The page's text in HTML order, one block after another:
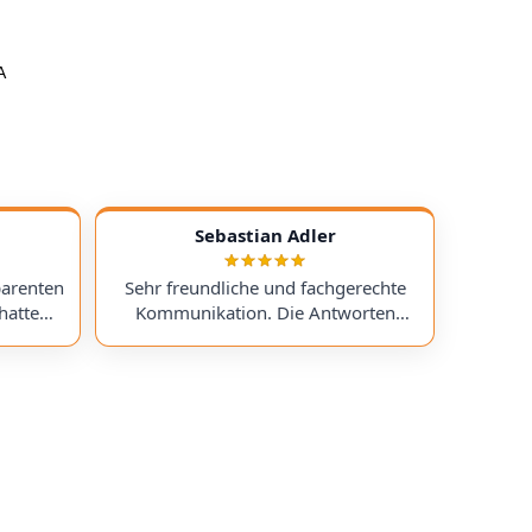
ein
I
Sebastian Adler
Sehr freundliche und fachgerechte
Kommunikation. Die Antworten